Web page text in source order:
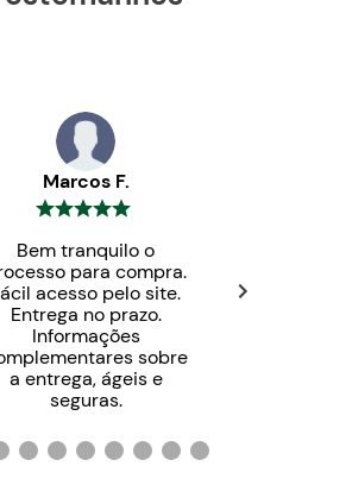
Marcos F.
Bem tranquilo o
para compra.
acesso pelo site.
Entrega no prazo.
Informações
sobre
a entrega, ágeis e
seguras.